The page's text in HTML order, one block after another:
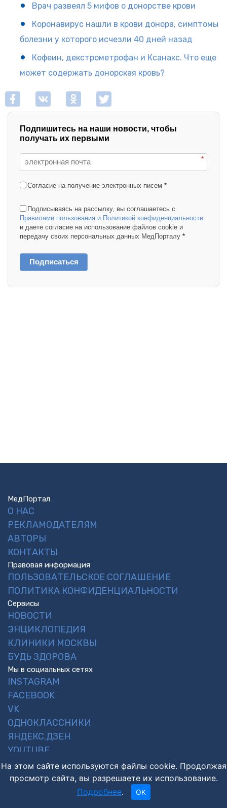
Врач развеял 5 мифов о донорстве крови
Коронавирус нашли в крови донора, симптомы
болезни у которого исчезли 40 дней назад
Кофеин, декстрометрофан и Ксанакс. Что еще
может содержать донорская кровь?
Подпишитесь на наши новости, чтобы
получать их первыми
*
Согласие на получение электронных писем *
Подписываясь на рассылку, вы соглашаетесь с
Правилами пользования и Политикой конфиденциальности
и даете согласие на использование файлов cookie и
передачу своих персональных данных МедПорталу *
Подписаться
МедПортал
О НАС
РЕКЛАМОДАТЕЛЯМ
АВТОРЫ
КОНТАКТЫ
Правовая информация
ПОЛЬЗОВАТЕЛЬСКОЕ СОГЛАШЕНИЕ
ПОЛИТИКА КОНФИДЕНЦИАЛЬНОСТИ
Сервисы
НОВОСТИ
ЭНЦИКЛОПЕДИЯ
КЛИНИКИ МОСКВЫ
БУДЬ ЗДОРОВА
Мы в социальных сетях
INSTAGRAM
FACEBOOK
VK
ОДНОКЛАССНИКИ
ЯНДЕКС.ДЗЕН
YOUTUBE
ООО «Медпортал», 9725018548,
На этом сайте используются файлы cookie. Продолжая
просмотр сайта, вы разрешаете их использование.
Подробнее. OK